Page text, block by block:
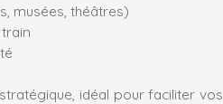
musées, théâtres)
idéal pour faciliter vos